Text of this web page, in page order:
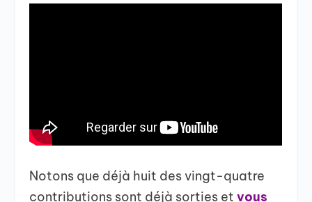
Notons que déjà huit des vingt-quatre
contributions sont déjà sorties etvous